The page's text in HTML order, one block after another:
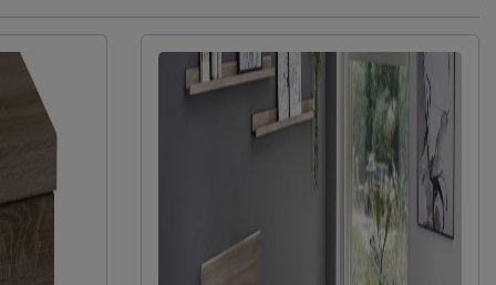
Beter Bed B.V.
Postbus 716, 5400 AS, Uden, Nederland